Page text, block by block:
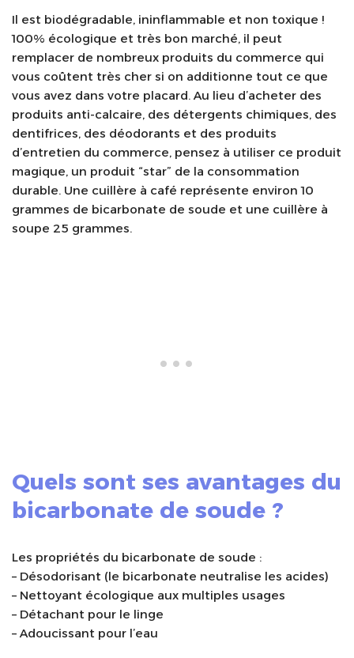
Il est biodégradable, ininflammable et non toxique !
100% écologique et très bon marché, il peut
remplacer de nombreux produits du commerce qui
vous coûtent très cher si on additionne tout ce que
vous avez dans votre placard. Au lieu d’acheter des
produits anti-calcaire, des détergents chimiques, des
dentifrices, des déodorants et des produits
d’entretien du commerce, pensez à utiliser ce produit
magique, un produit “star” de la consommation
durable. Une cuillère à café représente environ 10
grammes de bicarbonate de soude et une cuillère à
soupe 25 grammes.
Quels sont ses avantages du
bicarbonate de soude ?
Les propriétés du bicarbonate de soude :
– Désodorisant (le bicarbonate neutralise les acides)
– Nettoyant écologique aux multiples usages
– Détachant pour le linge
– Adoucissant pour l’eau